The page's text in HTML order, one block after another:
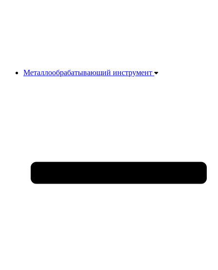
Металлообрабатывающий инструмент